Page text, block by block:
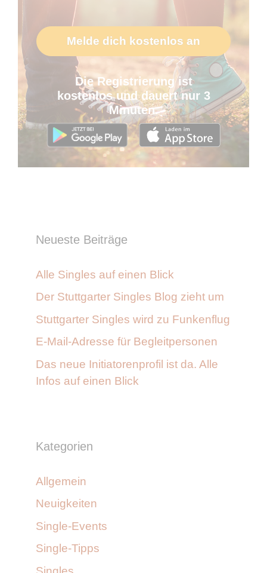
Melde dich kostenlos an
Die Registrierung ist
kostenlos und dauert nur 3
Minuten.
Neueste Beiträge
Alle Singles auf einen Blick
Der Stuttgarter Singles Blog zieht um
Stuttgarter Singles wird zu Funkenflug
E-Mail-Adresse für Begleitpersonen
Das neue Initiatorenprofil ist da. Alle
Infos auf einen Blick
Kategorien
Allgemein
Neuigkeiten
Single-Events
Single-Tipps